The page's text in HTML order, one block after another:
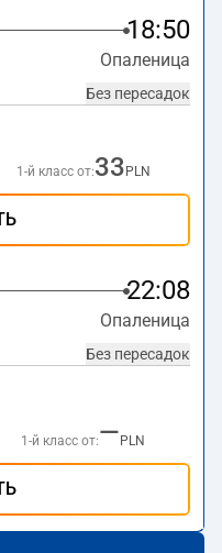
18:50
Опаленица
Без пересадок
1-й класс от:33 PLN
22:08
Опаленица
Без пересадок
1-й класс от:— PLN